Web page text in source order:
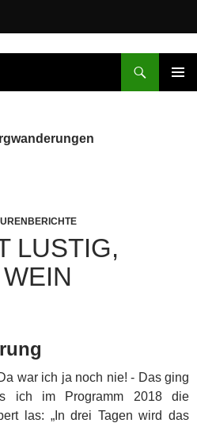
LUSTIG,
war ich ja noch nie! - Das ging
ich im Programm 2018 die
las: „In drei Tagen wird das